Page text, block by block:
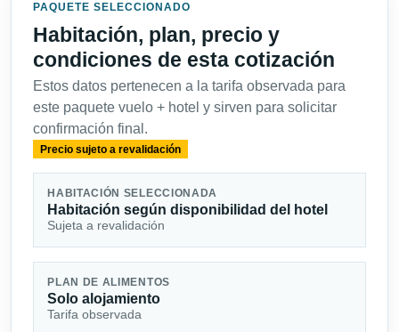
PAQUETE SELECCIONADO
Habitación, plan, precio y
condiciones de esta cotización
Estos datos pertenecen a la tarifa observada para
este paquete vuelo + hotel y sirven para solicitar
confirmación final.
Precio sujeto a revalidación
HABITACIÓN SELECCIONADA
Habitación según disponibilidad del hotel
Sujeta a revalidación
PLAN DE ALIMENTOS
Solo alojamiento
Tarifa observada